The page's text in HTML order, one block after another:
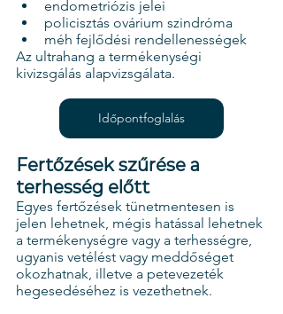
endometriózis jelei
policisztás ovárium szindróma
méh fejlődési rendellenességek
Az ultrahang a termékenységi
kivizsgálás alapvizsgálata.
Időpontfoglalás
Fertőzések szűrése a
terhesség előtt
Egyes fertőzések tünetmentesen is
jelen lehetnek, mégis hatással lehetnek
a termékenységre vagy a terhességre,
ugyanis vetélést vagy meddőséget
okozhatnak, illetve a petevezeték
hegesedéséhez is vezethetnek.